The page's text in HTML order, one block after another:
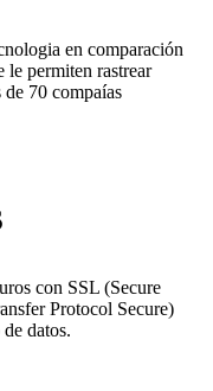
en comparación
le permiten rastrear
de 70 compaías
con SSL (Secure
Protocol Secure)
datos.